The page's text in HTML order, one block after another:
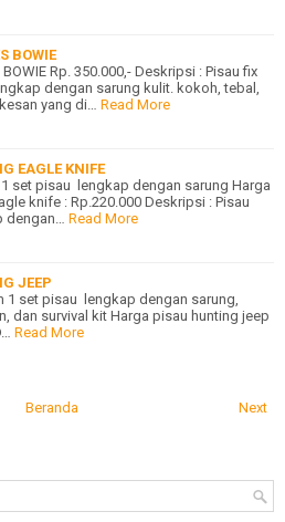
BOWIE
BOWIE Rp. 350.000,- Deskripsi : Pisau fix
dengan sarung kulit. kokoh, tebal,
yang di…
Read More
EAGLE KNIFE
set pisau lengkap dengan sarung Harga
knife : Rp.220.000 Deskripsi : Pisau
Read More
JEEP
1 set pisau lengkap dengan sarung,
dan survival kit Harga pisau hunting jeep
Read More
Next
Beranda